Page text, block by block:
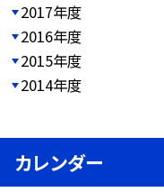
2017年度
2016年度
2015年度
2014年度
カレンダー